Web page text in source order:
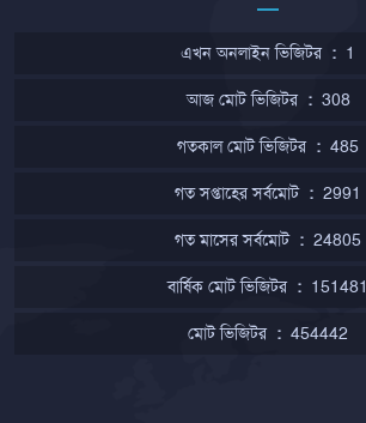
এখন অনলাইন ভিজিটর : 1
আজ মোট ভিজিটর : 308
গতকাল মোট ভিজিটর : 485
গত সপ্তাহের সর্বমোট : 2991
গত মাসের সর্বমোট : 24805
বার্ষিক মোট ভিজিটর : 151481
মোট ভিজিটর : 454442